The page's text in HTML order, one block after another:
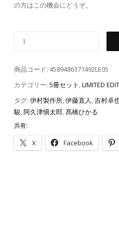
の方はこの機会にどうぞ。
商品コード: 4589486371492LE05
カテゴリー: 5冊セット ,LIMITED
タグ: 伊村製作所,伊藤直人,吉村卓
駿,阿久津愼太郎,髙橋ひかる
共有:
X Facebook